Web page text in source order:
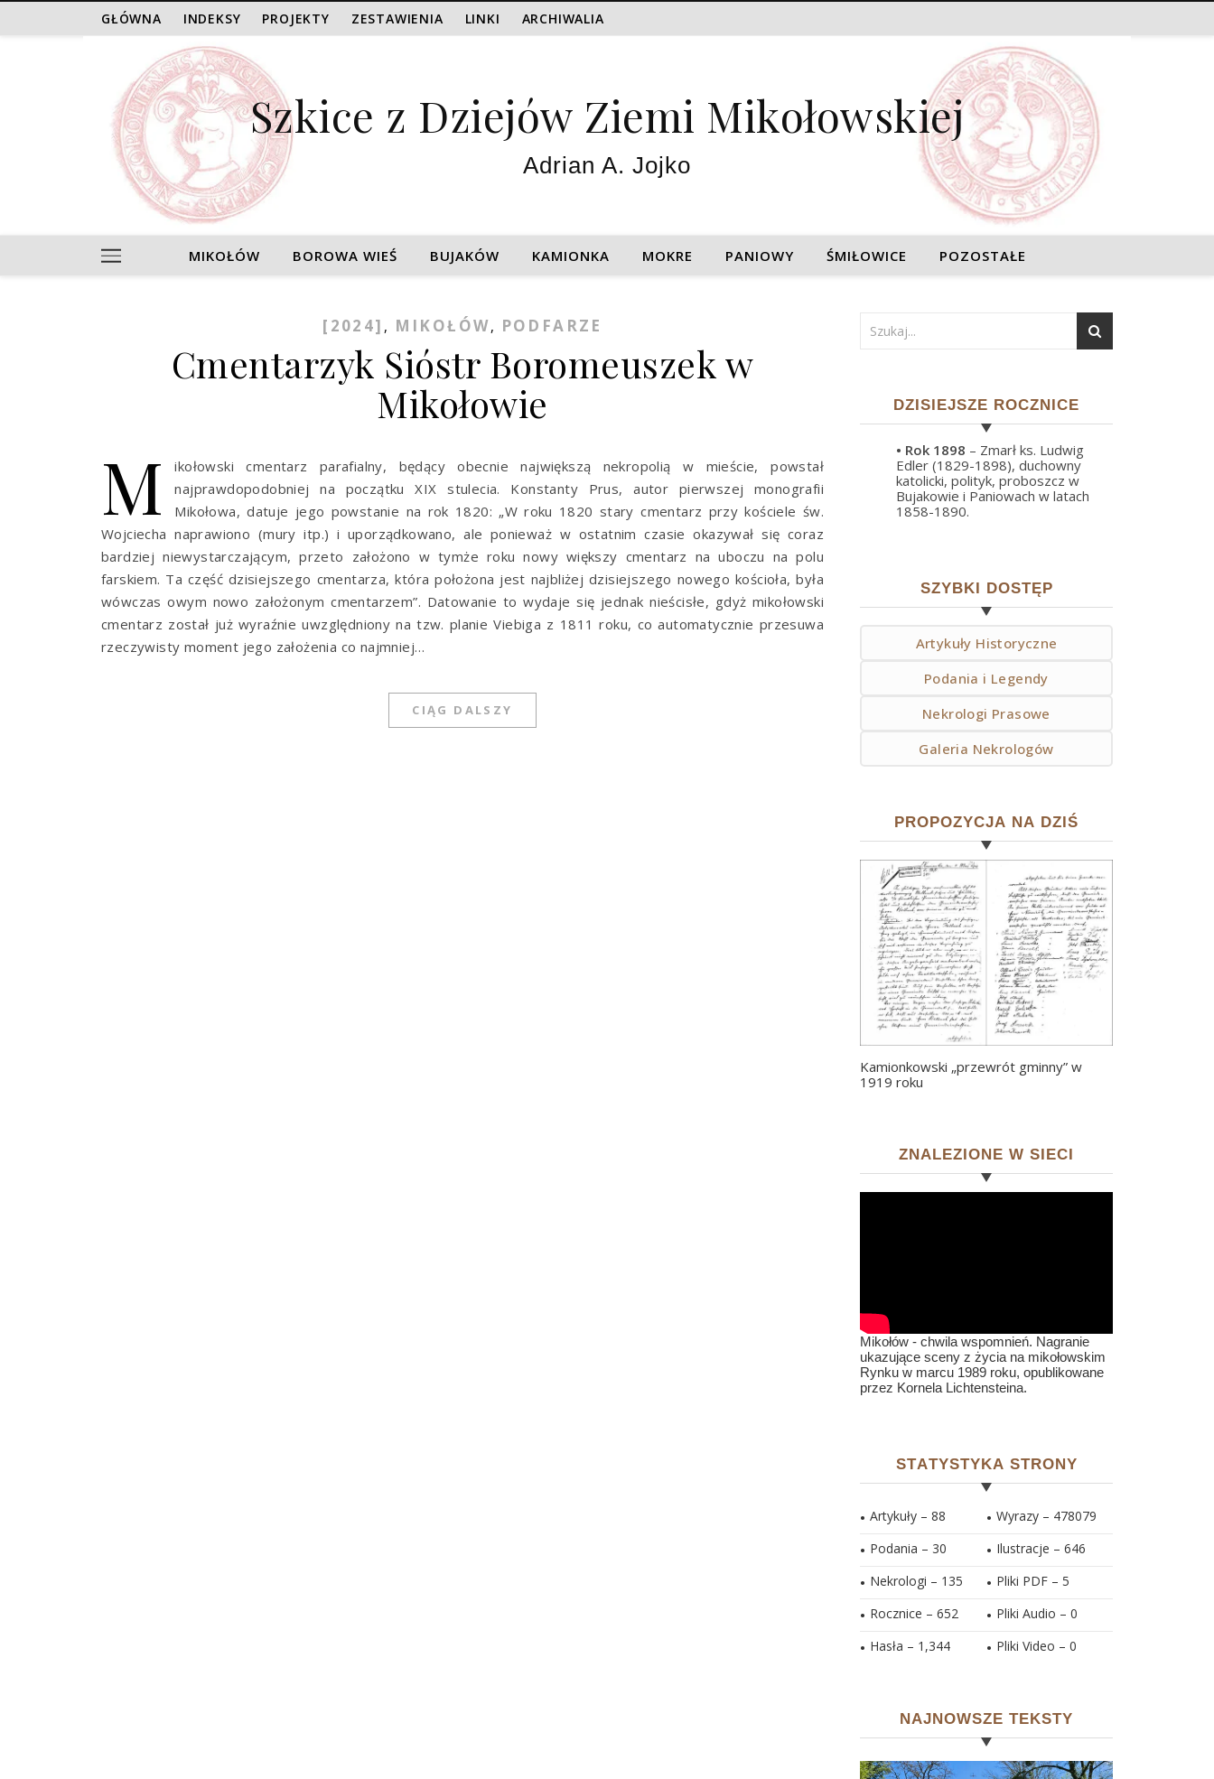
GŁÓWNA INDEKSY PROJEKTY ZESTAWIENIA LINKI ARCHIWALIA
Szkice z Dziejów Ziemi Mikołowskiej
Adrian A. Jojko
MIKOŁÓW BOROWA WIEŚ BUJAKÓW KAMIONKA MOKRE PANIOWY ŚMIŁOWICE POZOSTAŁE
[2024] , MIKOŁÓW, PODFARZE
Cmentarzyk Sióstr Boromeuszek w
Mikołowie
M
ikołowski cmentarz parafialny, będący obecnie największą nekropolią w mieście, powstał
najprawdopodobniej na początku XIX stulecia. Konstanty Prus, autor pierwszej monografii
Mikołowa, datuje jego powstanie na rok 1820: „W roku 1820 stary cmentarz przy kościele św.
Wojciecha naprawiono (mury itp.) i uporządkowano, ale ponieważ w ostatnim czasie okazywał się coraz
bardziej niewystarczającym, przeto założono w tymże roku nowy większy cmentarz na uboczu na polu
farskiem. Ta część dzisiejszego cmentarza, która położona jest najbliżej dzisiejszego nowego kościoła, była
wówczas owym nowo założonym cmentarzem”. Datowanie to wydaje się jednak nieścisłe, gdyż mikołowski
cmentarz został już wyraźnie uwzględniony na tzw. planie Viebiga z 1811 roku, co automatycznie przesuwa
rzeczywisty moment jego założenia co najmniej…
CIĄG DALSZY
DZISIEJSZE ROCZNICE
• Rok 1898 – Zmarł ks. Ludwig
Edler (1829-1898), duchowny
katolicki, polityk, proboszcz w
Bujakowie i Paniowach w latach
1858-1890.
SZYBKI DOSTĘP
Artykuły Historyczne
Podania i Legendy
Nekrologi Prasowe
Galeria Nekrologów
PROPOZYCJA NA DZIŚ
Kamionkowski „przewrót gminny” w
1919 roku
ZNALEZIONE W SIECI
Mikołów - chwila wspomnień. Nagranie
ukazujące sceny z życia na mikołowskim
Rynku w marcu 1989 roku, opublikowane
przez Kornela Lichtensteina.
STATYSTYKA STRONY
Artykuły – 88
Podania – 30
Nekrologi – 135
Rocznice – 652
Hasła – 1,344
Wyrazy – 478079
Ilustracje – 646
Pliki PDF – 5
Pliki Audio – 0
Pliki Video – 0
NAJNOWSZE TEKSTY